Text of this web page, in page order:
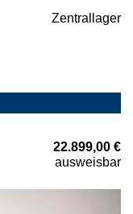
Zentrallager
22.899,00 €
ausweisbar